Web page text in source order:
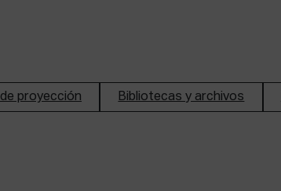
proyección Bibliotecas y archivos